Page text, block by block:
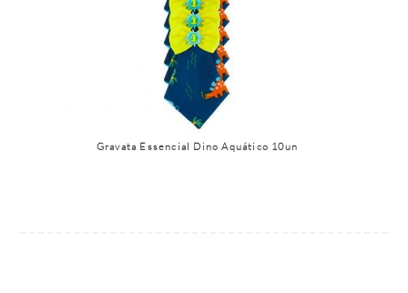
Gravata Essencial Dino Aquático 10un